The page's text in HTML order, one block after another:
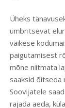
Üheks
ümbritsevat
väikese
paigutamisest
mõne niitmata
saaksid õitseda
Soovijatele
rajada aeda,